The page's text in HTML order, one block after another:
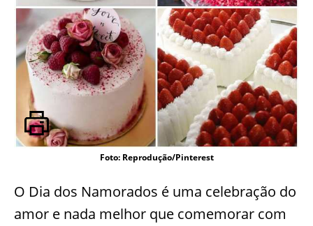
Foto: Reprodução/Pinterest
O Dia dos Namorados é uma celebração do
amor e nada melhor que comemorar com